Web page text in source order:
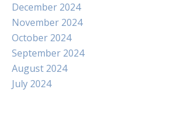
December 2024
November 2024
October 2024
September 2024
August 2024
July 2024